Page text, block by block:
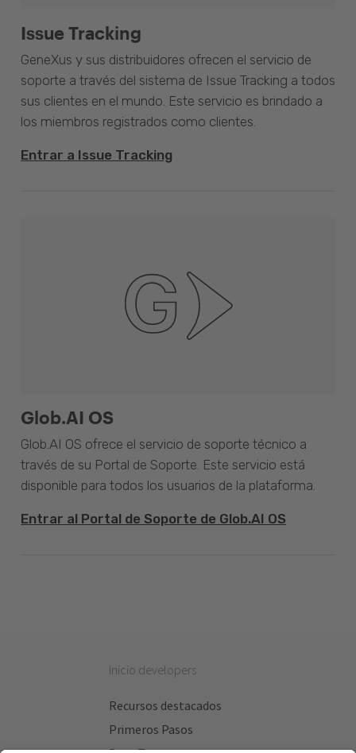
Issue Tracking
GeneXus y sus distribuidores ofrecen el servicio de
soporte a través del sistema de Issue Tracking a todos
sus clientes en el mundo. Este servicio es brindado a
los miembros registrados como clientes.
Entrar a Issue Tracking
Glob.AI OS
Glob.AI OS ofrece el servicio de soporte técnico a
través de su Portal de Soporte. Este servicio está
disponible para todos los usuarios de la plataforma.
Entrar al Portal de Soporte de Glob.AI OS
Inicio developers
Recursos destacados
Primeros Pasos